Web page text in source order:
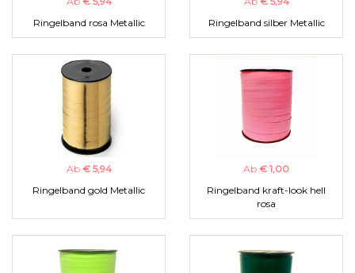
Ringelband rosa Metallic
Ringelband silber Metallic
Ab € 5,94
Ringelband gold Metallic
Ab € 1,00
Ringelband kraft-look hell
rosa